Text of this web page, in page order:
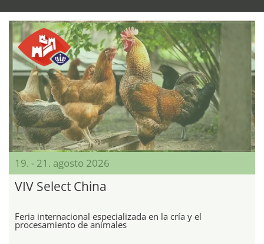
19. - 21. agosto 2026
VIV Select China
Feria internacional especializada en la cría y el
procesamiento de animales